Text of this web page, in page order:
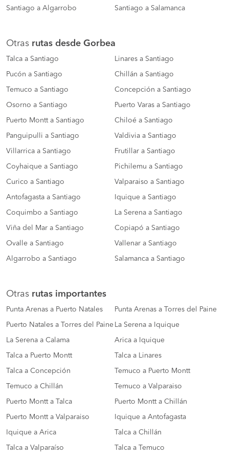
Santiago a Algarrobo Santiago a Salamanca
Otras rutas desde Gorbea
Talca a Santiago Linares a Santiago
Pucón a Santiago Chillán a Santiago
Temuco a Santiago Concepción a Santiago
Osorno a Santiago Puerto Varas a Santiago
Puerto Montt a Santiago Chiloé a Santiago
Panguipulli a Santiago Valdivia a Santiago
Villarrica a Santiago Frutillar a Santiago
Coyhaique a Santiago Pichilemu a Santiago
Curico a Santiago Valparaiso a Santiago
Antofagasta a Santiago Iquique a Santiago
Coquimbo a Santiago La Serena a Santiago
Viña del Mar a Santiago Copiapó a Santiago
Ovalle a Santiago Vallenar a Santiago
Algarrobo a Santiago Salamanca a Santiago
Otras rutas importantes
Punta Arenas a Puerto Natales Punta Arenas a Torres del Paine
Puerto Natales a Torres del Paine La Serena a Iquique
La Serena a Calama Arica a Iquique
Talca a Puerto Montt Talca a Linares
Talca a Concepción Temuco a Puerto Montt
Temuco a Chillán Temuco a Valparaiso
Puerto Montt a Talca Puerto Montt a Chillán
Puerto Montt a Valparaiso Iquique a Antofagasta
Iquique a Arica Talca a Chillán
Talca a Valparaíso Talca a Temuco